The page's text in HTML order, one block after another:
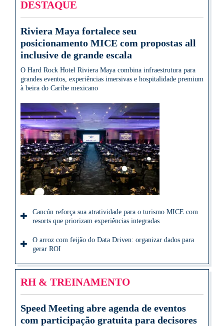
DESTAQUE
Riviera Maya fortalece seu
posicionamento MICE com propostas all
inclusive de grande escala
O Hard Rock Hotel Riviera Maya combina infraestrutura para
grandes eventos, experiências imersivas e hospitalidade premium
à beira do Caribe mexicano
Cancún reforça sua atratividade para o turismo MICE com
resorts que priorizam experiências integradas
O arroz com feijão do Data Driven: organizar dados para
gerar ROI
RH & TREINAMENTO
Speed Meeting abre agenda de eventos
com participação gratuita para decisores